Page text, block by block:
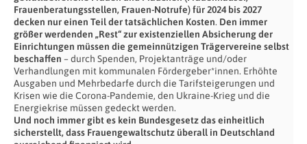
Frauenberatungsstellen, Frauen-Notrufe) für 2024 bis 2027
decken nur einen Teil der tatsächlichen Kosten. Den immer
größer werdenden „Rest“ zur existenziellen Absicherung der
Einrichtungen müssen die gemeinnützigen Trägervereine selbst
beschaffen – durch Spenden, Projektanträge und/oder
Verhandlungen mit kommunalen Fördergeber*innen. Erhöhte
Ausgaben und Mehrbedarfe durch die Tarifsteigerungen und
Krisen wie die Corona-Pandemie, den Ukraine-Krieg und die
Energiekrise müssen gedeckt werden.
Und noch immer gibt es kein Bundesgesetz das einheitlich
sicherstellt, dass Frauengewaltschutz überall in Deutschland